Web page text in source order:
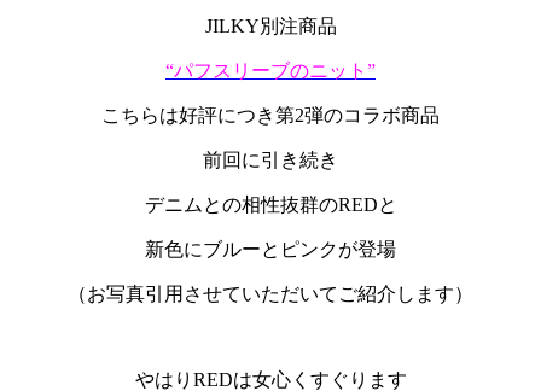
JILKY別注商品
“パフスリーブのニット”
こちらは好評につき第2弾のコラボ商品
前回に引き続き
デニムとの相性抜群のREDと
新色にブルーとピンクが登場
（お写真引用させていただいてご紹介します）
やはりREDは女心くすぐります